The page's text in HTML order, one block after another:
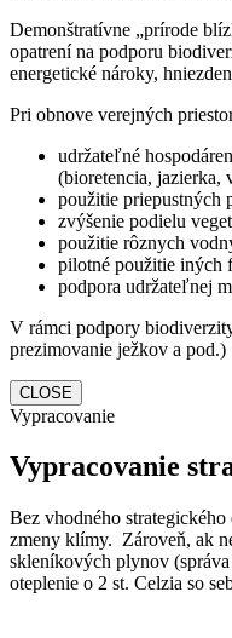
Demonštratívne „prírode
opatrení na podporu
energetické nároky,
Pri obnove verejných
udržateľné
(bioretencia, jazierka,
použitie priepustných
zvýšenie podielu
použitie rôznych
pilotné použitie iných
podpora udržateľnej
V rámci podpory
prezimovanie ježkov a pod.)
CLOSE
Vypracovanie
Vypracovanie
Bez vhodného
zmeny klímy. Zároveň, ak
skleníkových plynov
oteplenie o 2 st. Celzia so